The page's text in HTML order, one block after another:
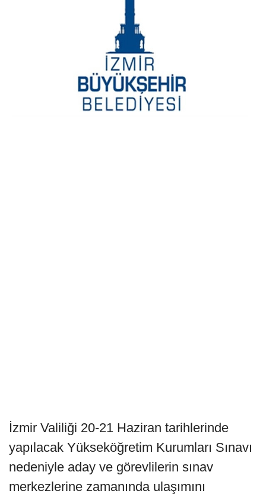
İzmir Valiliği 20-21 Haziran tarihlerinde
yapılacak Yükseköğretim Kurumları Sınavı
nedeniyle aday ve görevlilerin sınav
merkezlerine zamanında ulaşımını